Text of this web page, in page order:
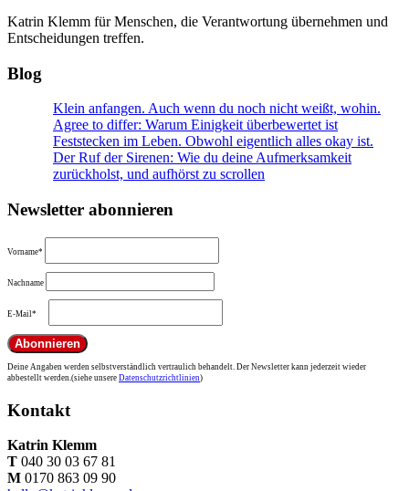
Katrin Klemm für Menschen, die Verantwortung übernehmen und
Entscheidungen treffen.
Blog
Klein anfangen. Auch wenn du noch nicht weißt, wohin.
Agree to differ: Warum Einigkeit überbewertet ist
Feststecken im Leben. Obwohl eigentlich alles okay ist.
Der Ruf der Sirenen: Wie du deine Aufmerksamkeit
zurückholst, und aufhörst zu scrollen
Newsletter abonnieren
Vorname*
Nachname
E-Mail*
Deine Angaben werden selbstverständlich vertraulich behandelt. Der Newsletter kann jederzeit wieder
abbestellt werden.(siehe unsere Datenschutzrichtlinien)
Kontakt
Katrin Klemm
T 040 30 03 67 81
M 0170 863 09 90